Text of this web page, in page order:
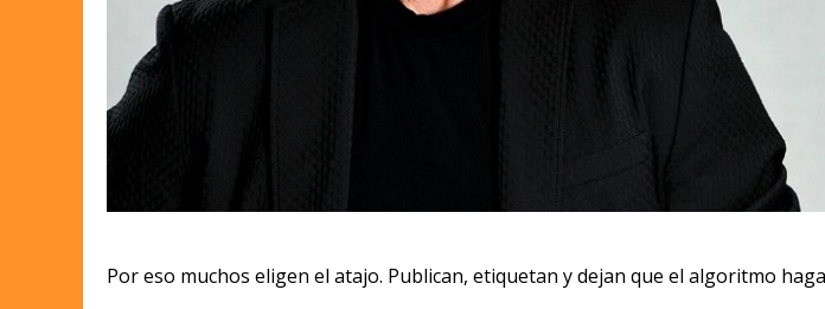
Por eso muchos eligen el atajo. Publican, etiquetan y dejan que el algoritmo